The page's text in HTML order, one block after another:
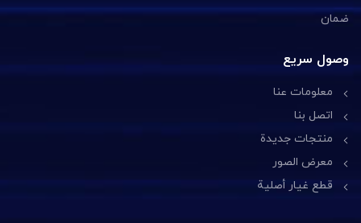
ضمان
وصول سريع
معلومات عنا
اتصل بنا
منتجات جديدة
معرض الصور
قطع غيار أصلية